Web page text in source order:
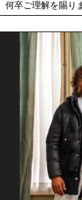
何卒ご理解を賜り